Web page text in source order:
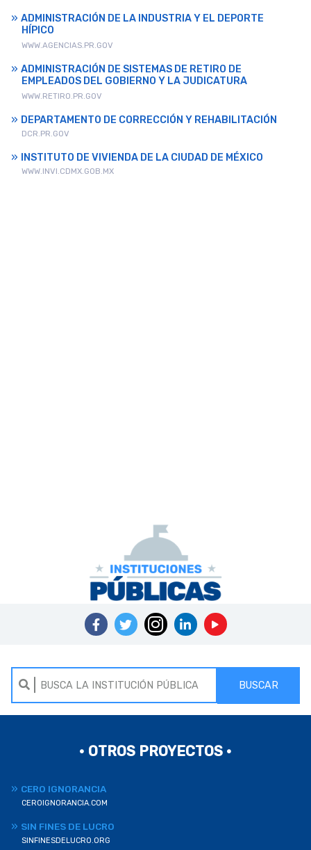
ADMINISTRACIÓN DE LA INDUSTRIA Y EL DEPORTE
HÍPICO
WWW.AGENCIAS.PR.GOV
ADMINISTRACIÓN DE SISTEMAS DE RETIRO DE
EMPLEADOS DEL GOBIERNO Y LA JUDICATURA
WWW.RETIRO.PR.GOV
DEPARTAMENTO DE CORRECCIÓN Y REHABILITACIÓN
DCR.PR.GOV
INSTITUTO DE VIVIENDA DE LA CIUDAD DE MÉXICO
WWW.INVI.CDMX.GOB.MX
BUSCAR
• OTROS PROYECTOS •
CERO IGNORANCIA
CEROIGNORANCIA.COM
SIN FINES DE LUCRO
SINFINESDELUCRO.ORG